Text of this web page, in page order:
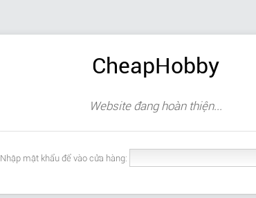
CheapHobby
Website đang hoàn thiện...
Nhập mật khẩu để vào cửa hàng: